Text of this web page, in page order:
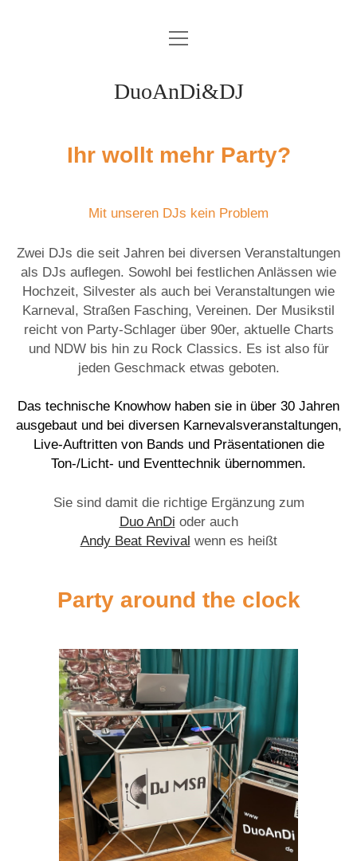
HOME
DATENSCHUTZERKLÄRUNG
Menü
öffnen
DuoAnDi&DJ
Ihr wollt mehr Party?
Mit unseren DJs kein Problem
Zwei DJs die seit Jahren bei diversen Veranstaltungen
als DJs auflegen. Sowohl bei festlichen Anlässen wie
Hochzeit, Silvester als auch bei Veranstaltungen wie
Karneval, Straßen Fasching, Vereinen. Der Musikstil
reicht von Party-Schlager über 90er, aktuelle Charts
und NDW bis hin zu Rock Classics. Es ist also für
jeden Geschmack etwas geboten.
Das technische Knowhow haben sie in über 30 Jahren
ausgebaut und bei diversen Karnevalsveranstaltungen,
Live-Auftritten von Bands und Präsentationen die
Ton-/Licht- und Eventtechnik übernommen.
Sie sind damit die richtige Ergänzung zum
Duo AnDi oder auch
Andy Beat Revival wenn es heißt
Party around the clock